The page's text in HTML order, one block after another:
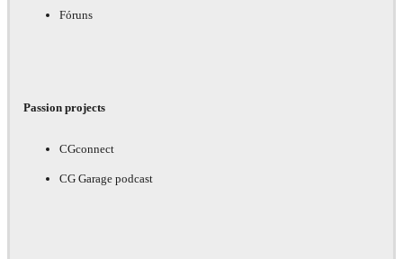
Fóruns
Passion projects
CGconnect
CG Garage podcast